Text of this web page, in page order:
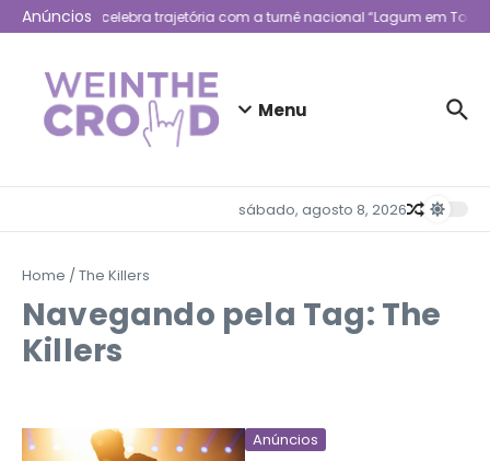
Ir para o conteúdo
Anúncios
Lagum celebra trajetória com a turnê nacional “Lagum em Todo
Menu
sábado, agosto 8, 2026
Home /The Killers
Navegando pela Tag: The
Killers
Anúncios